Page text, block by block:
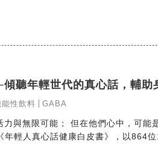
傾聽年輕世代的真心話，輔助
能性飲料 GABA
力與無限可能； 但在他們心中，可能
輕人真心話健康白皮書》，以864